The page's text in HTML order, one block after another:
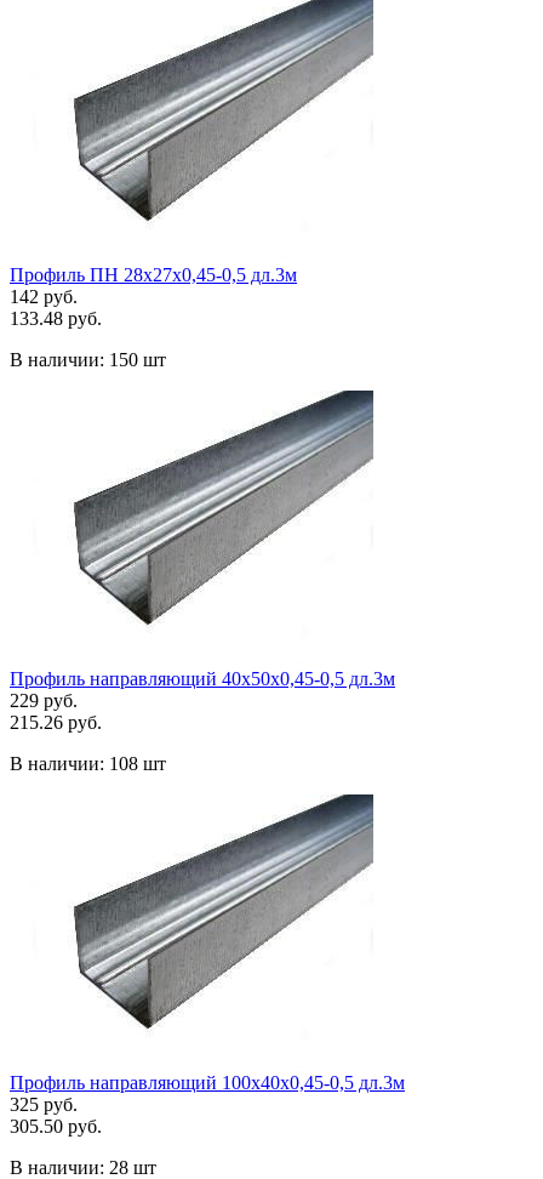
Профиль ПН 28х27х0,45-0,5 дл.3м
142 руб.
133.48 руб.
В наличии: 150 шт
Профиль направляющий 40х50х0,45-0,5 дл.3м
229 руб.
215.26 руб.
В наличии: 108 шт
Профиль направляющий 100х40х0,45-0,5 дл.3м
325 руб.
305.50 руб.
В наличии: 28 шт